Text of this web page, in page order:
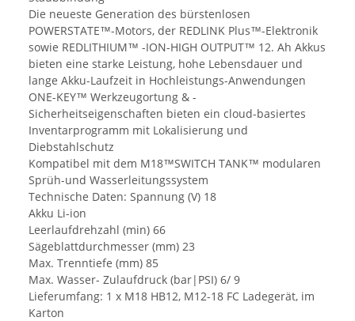
Die neueste Generation des bürstenlosen
POWERSTATE™-Motors, der REDLINK Plus™-Elektronik
sowie REDLITHIUM™ -ION-HIGH OUTPUT™ 12. Ah Akkus
bieten eine starke Leistung, hohe Lebensdauer und
lange Akku-Laufzeit in Hochleistungs-Anwendungen
ONE-KEY™ Werkzeugortung & -
Sicherheitseigenschaften bieten ein cloud-basiertes
Inventarprogramm mit Lokalisierung und
Diebstahlschutz
Kompatibel mit dem M18™SWITCH TANK™ modularen
Sprüh-und Wasserleitungssystem
Technische Daten: Spannung (V) 18
Akku Li-ion
Leerlaufdrehzahl (min) 66
Sägeblattdurchmesser (mm) 23
Max. Trenntiefe (mm) 85
Max. Wasser- Zulaufdruck (bar|PSI) 6/ 9
Lieferumfang: 1 x M18 HB12, M12-18 FC Ladegerät, im
Karton